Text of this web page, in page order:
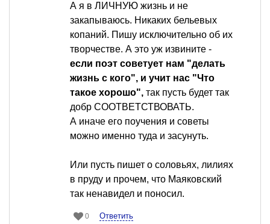
А я в ЛИЧНУЮ жизнь и не
закапываюсь. Никаких бельевых
копаний. Пишу исключительно об их
творчестве. А это уж извините -
если поэт советует нам "делать
жизнь с кого", и учит нас "Что
такое хорошо", так пусть будет так
добр СООТВЕТСТВОВАТЬ.
А иначе его поучения и советы
можно именно туда и засунуть.
Или пусть пишет о соловьях, лилиях
в пруду и прочем, что Маяковский
так ненавидел и поносил.
0 Ответить